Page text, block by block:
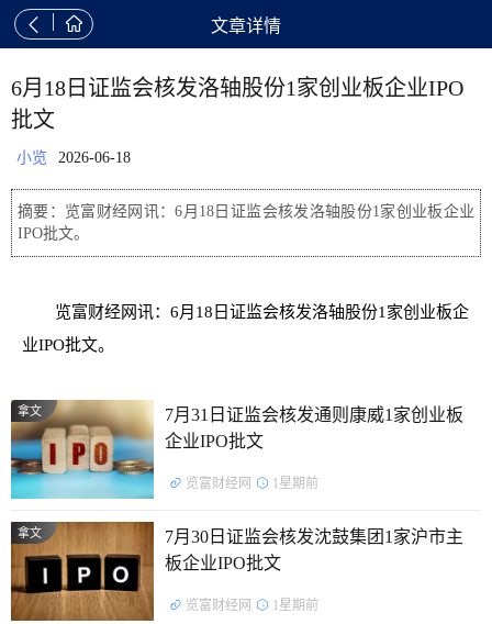
  文章详情
6月18日证监会核发洛轴股份1家创业板企业IPO
批文
小览 2026-06-18
摘要：览富财经网讯：6月18日证监会核发洛轴股份1家创业板企业
IPO批文。
览富财经网讯：6月18日证监会核发洛轴股份1家创业板企
业IPO批文。
拿文
7月31日证监会核发通则康威1家创业板
企业IPO批文
览富财经网 1星期前
拿文
7月30日证监会核发沈鼓集团1家沪市主
板企业IPO批文
览富财经网 1星期前